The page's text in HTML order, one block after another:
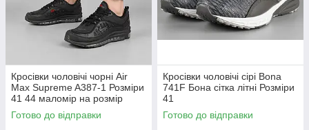
Кросівки чоловічі чорні Air
Max Supreme A387-1 Розміри
41 44 маломір на розмір
Готово до відправки
Кросівки чоловічі сірі Bona
741F Бона сітка літні Розміри
41
Готово до відправки